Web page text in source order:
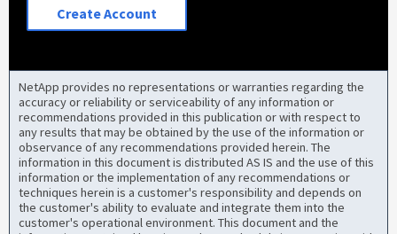
Create Account
NetApp provides no representations or warranties regarding the
accuracy or reliability or serviceability of any information or
recommendations provided in this publication or with respect to
any results that may be obtained by the use of the information or
observance of any recommendations provided herein. The
information in this document is distributed AS IS and the use of this
information or the implementation of any recommendations or
techniques herein is a customer's responsibility and depends on
the customer's ability to evaluate and integrate them into the
customer's operational environment. This document and the